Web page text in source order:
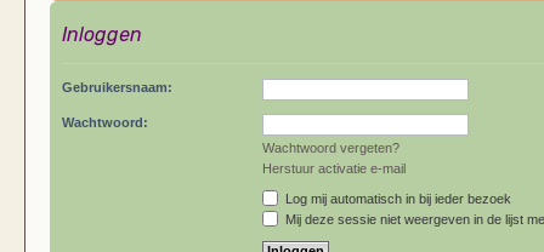
Inloggen
Gebruikersnaam:
Wachtwoord:
Wachtwoord vergeten?
Herstuur activatie e-mail
Log mij automatisch in bij ieder bezoek
Mij deze sessie niet weergeven in de lijst